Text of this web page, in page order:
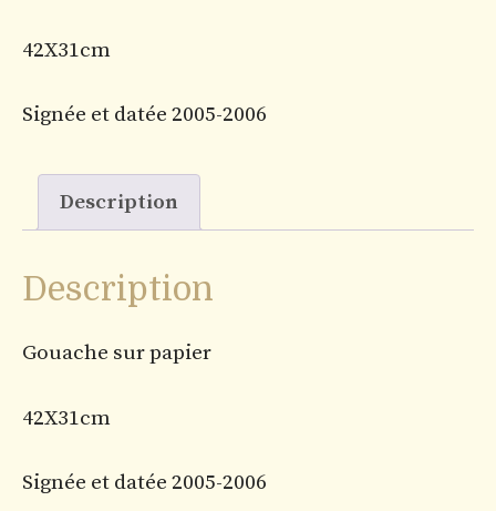
42X31cm
Signée et datée 2005-2006
Description
Description
Gouache sur papier
42X31cm
Signée et datée 2005-2006